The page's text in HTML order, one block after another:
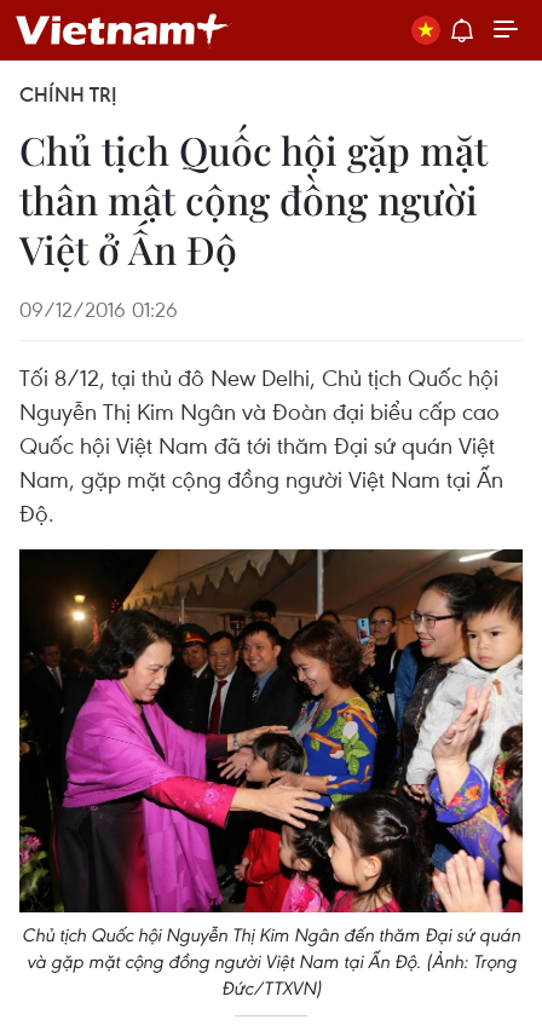
CHÍNH TRỊ
Chủ tịch Quốc hội gặp mặt
thân mật cộng đồng người
Việt ở Ấn Độ
09/12/2016 01:26
Tối 8/12, tại thủ đô New Delhi, Chủ tịch Quốc hội
Nguyễn Thị Kim Ngân và Đoàn đại biểu cấp cao
Quốc hội Việt Nam đã tới thăm Đại sứ quán Việt
Nam, gặp mặt cộng đồng người Việt Nam tại Ấn
Độ.
Chủ tịch Quốc hội Nguyễn Thị Kim Ngân đến thăm Đại sứ quán
và gặp mặt cộng đồng người Việt Nam tại Ấn Độ. (Ảnh: Trọng
Đức/TTXVN)